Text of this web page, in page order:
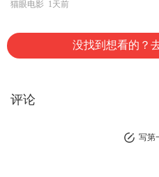
猫眼电影 1天前
没找到想看的？
评论
写第